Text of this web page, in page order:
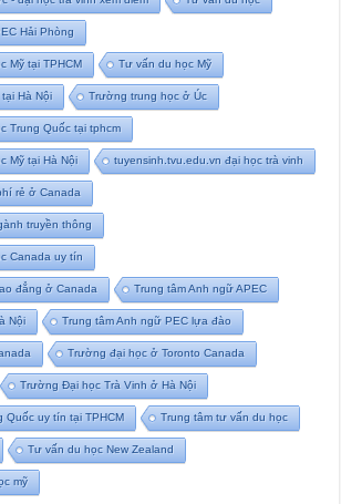
Hải Phòng
Mỹ tại TPHCM Tư vấn du học Mỹ
Hà Nội Trường trung học ở Úc
Trung Quốc tại tphcm
Mỹ tại Hà Nội tuyensinh.tvu.edu.vn đại học trà vinh
rẻ ở Canada
truyền thông
Canada uy tín
đẳng ở Canada Trung tâm Anh ngữ APEC
Nội Trung tâm Anh ngữ PEC lựa đào
Trường đại học ở Toronto Canada
Trường Đại học Trà Vinh ở Hà Nội
Quốc uy tín tại TPHCM Trung tâm tư vấn du học
Tư vấn du học New Zealand
mỹ